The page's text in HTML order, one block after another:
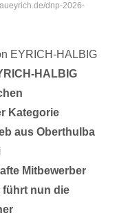
dnp-2026-
EYRICH-HALBIG
HALBIG
Kategorie
aus Oberthulba
Mitbewerber
nun die